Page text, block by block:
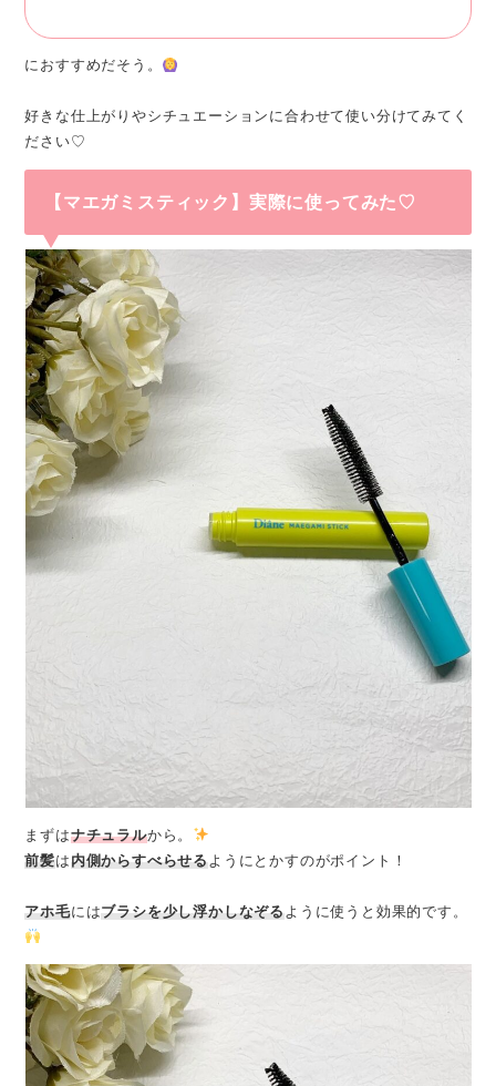
におすすめだそう。
好きな仕上がりやシチュエーションに合わせて使い分けてみてく
ださい♡
【マエガミスティック】実際に使ってみた♡
まずはナチュラルから。
前髪は内側からすべらせるようにとかすのがポイント！
アホ毛にはブラシを少し浮かしなぞるように使うと効果的です。